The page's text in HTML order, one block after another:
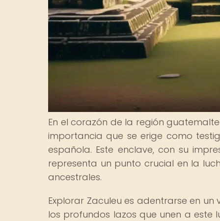
En el corazón de la región
importancia que se erige como
española. Este enclave, con su
representa un punto crucial en la
ancestrales.
Explorar Zaculeu es adentrarse en
los profundos lazos que unen a este